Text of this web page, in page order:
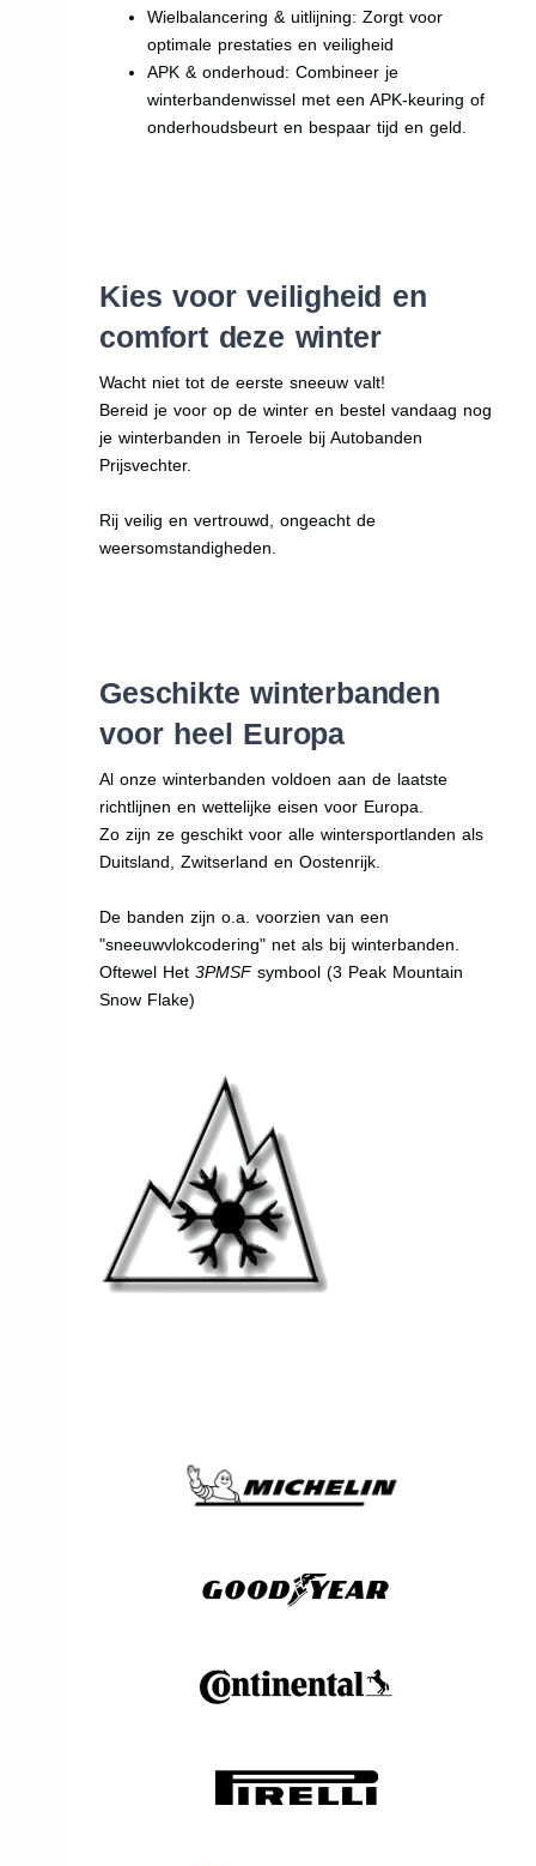
Wielbalancering & uitlijning: Zorgt voor
optimale prestaties en veiligheid
APK & onderhoud: Combineer je
winterbandenwissel met een APK-keuring of
onderhoudsbeurt en bespaar tijd en geld.
Kies voor veiligheid en
comfort deze winter
Wacht niet tot de eerste sneeuw valt!
Bereid je voor op de winter en bestel vandaag nog
je winterbanden in Teroele bij Autobanden
Prijsvechter.
Rij veilig en vertrouwd, ongeacht de
weersomstandigheden.
Geschikte winterbanden
voor heel Europa
Al onze winterbanden voldoen aan de laatste
richtlijnen en wettelijke eisen voor Europa.
Zo zijn ze geschikt voor alle wintersportlanden als
Duitsland, Zwitserland en Oostenrijk.
De banden zijn o.a. voorzien van een
"sneeuwvlokcodering" net als bij winterbanden.
Oftewel Het3PMSFsymbool (3 Peak Mountain
Snow Flake)